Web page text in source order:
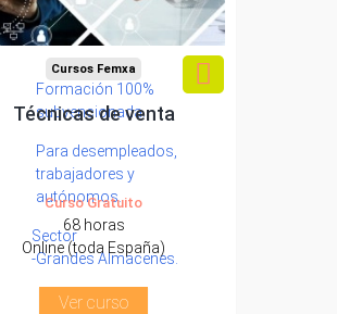
Formación 100%
subvencionada.
Para desempleados,
trabajadores y
autónomos.
Sector
-Grandes Almacenes.
Cursos Femxa
Técnicas de venta
Curso Gratuito
68 horas
Online (toda España)
Ver curso